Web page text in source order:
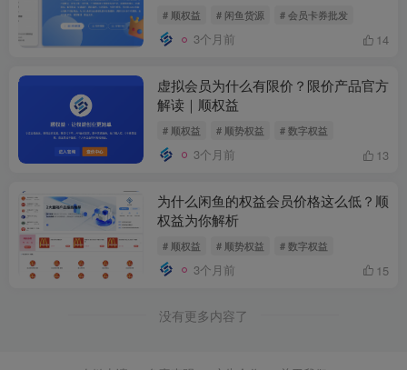
# 顺权益 # 闲鱼货源 # 会员卡券批发
3个月前 14
虚拟会员为什么有限价？限价产品官方
解读｜顺权益
# 顺权益 # 顺势权益 # 数字权益
3个月前 13
为什么闲鱼的权益会员价格这么低？顺
权益为你解析
# 顺权益 # 顺势权益 # 数字权益
3个月前 15
没有更多内容了